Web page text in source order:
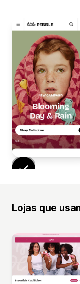
Lojas que